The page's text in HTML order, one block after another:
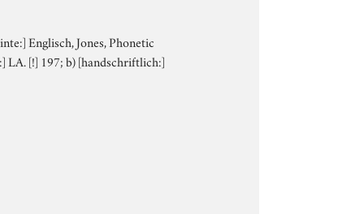
Englisch, Jones, Phonetic
LA. [!] 197; b) [handschriftlich:]